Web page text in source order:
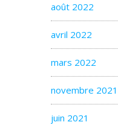
août 2022
avril 2022
mars 2022
novembre 2021
juin 2021